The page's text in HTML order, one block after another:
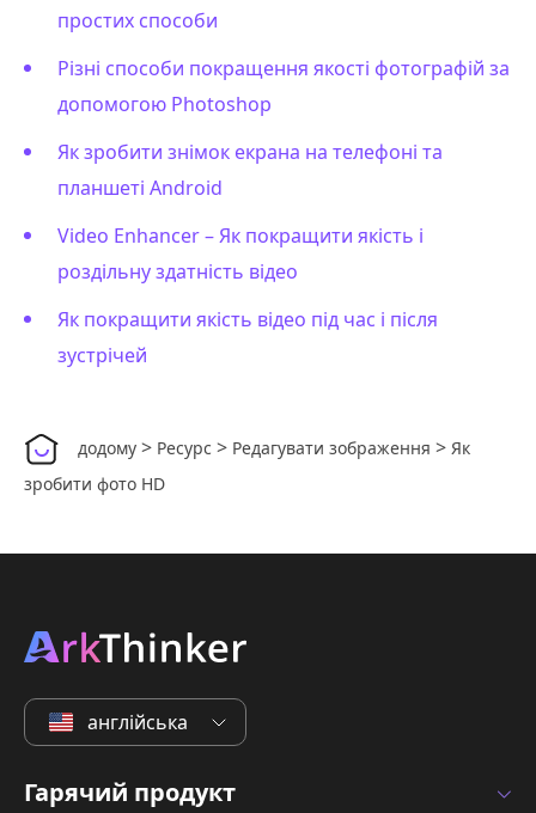
простих способи
Різні способи покращення якості фотографій за
допомогою Photoshop
Як зробити знімок екрана на телефоні та
планшеті Android
Video Enhancer – Як покращити якість і
роздільну здатність відео
Як покращити якість відео під час і після
зустрічей
додому > Ресурс > Редагувати зображення > Як
зробити фото HD
англійська
Гарячий продукт